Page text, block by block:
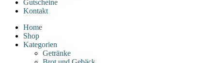
Gutscheine
Kontakt
Home
Shop
Kategorien
Getränke